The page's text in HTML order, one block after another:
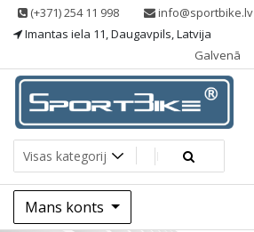
Skip (+371) 254 11 998
info@sportbike.lv
Imantas iela 11, Daugavpils, Latvija
Galvenā
Sportbike
Sporting goods
Mans konts